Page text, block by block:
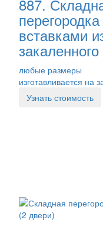
887.
вставками
любые размеры
изготавливается на
Узнать стоимость